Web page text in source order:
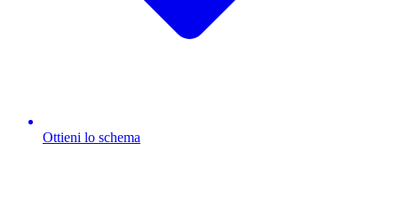
Ottieni lo schema